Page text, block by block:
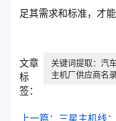
足其需求和标准，才
文章
标
签：
关键词提取：汽
主机厂供应商名
上一篇：三星主机线